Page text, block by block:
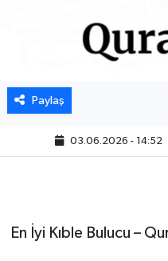
Paylaş
03.06.2026 - 14:52
En İyi Kıble Bulucu –